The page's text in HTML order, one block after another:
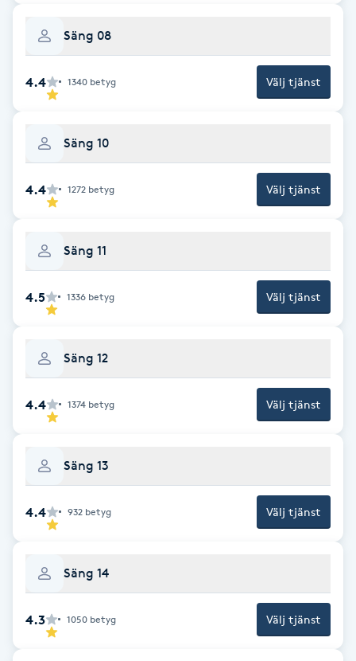
Kroppsinpackning
Kroppspeeling
Käkledsbehandling
Kärlbehandling
Laserbehandling
Lashlift Keratin
LED-ljusterapi
LPG
LPG-behandling
LPG-massage
Luggklippning
Säng 08
4.4 1340 betyg Välj tjänst
Säng 10
4.4 1272 betyg Välj tjänst
Säng 11
4.5 1336 betyg Välj tjänst
Säng 12
4.4 1374 betyg Välj tjänst
Säng 13
4.4 932 betyg Välj tjänst
Säng 14
4.3 1050 betyg Välj tjänst